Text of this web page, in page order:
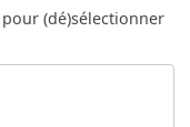
(dé)sélectionner